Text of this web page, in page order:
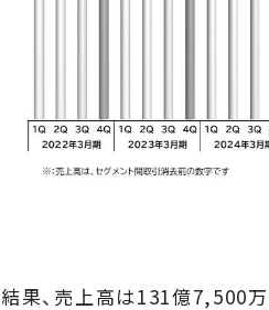
結果、売上高は131億7,500